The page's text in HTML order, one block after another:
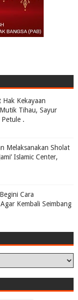
Kekayaan
Tihau, Sayur
.
Melaksanakan Sholat
Islamic Center,
Cara
Kembali Seimbang